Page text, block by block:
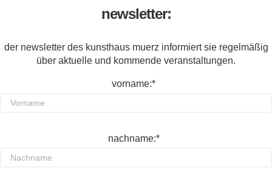
newsletter:
der newsletter des kunsthaus muerz informiert sie regelmäßig
über aktuelle und kommende veranstaltungen.
vorname:*
nachname:*